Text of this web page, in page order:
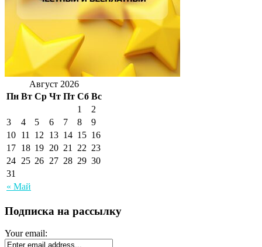
Август 2026
Пн Вт Ср Чт Пт Сб Вс
« Май
1
2
3
4 5 6 7 8
9
10 11 12 13 14 15 16
17 18 19 20 21 22 23
24 25 26 27 28 29 30
31
Подписка на рассылку
Your email: